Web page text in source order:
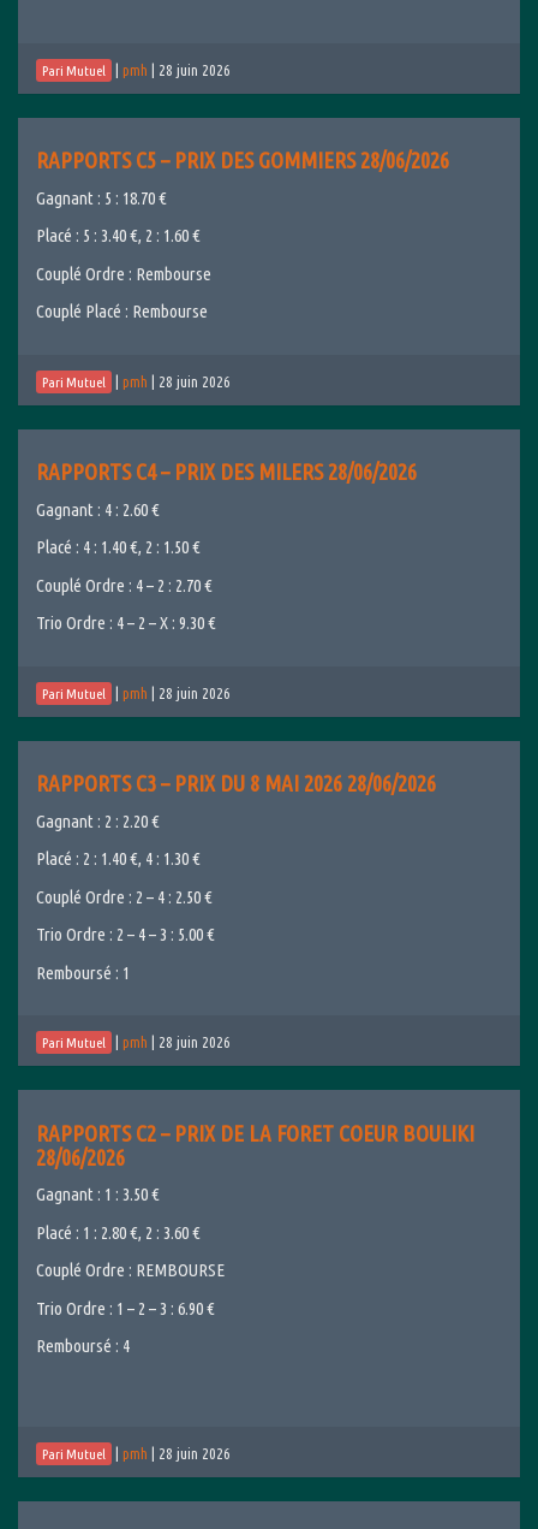
Pari Mutuel | pmh | 28 juin 2026
RAPPORTS C5 – PRIX DES GOMMIERS 28/06/2026
Gagnant : 5 : 18.70 €
Placé : 5 : 3.40 €, 2 : 1.60 €
Couplé Ordre : Rembourse
Couplé Placé : Rembourse
Pari Mutuel | pmh | 28 juin 2026
RAPPORTS C4 – PRIX DES MILERS 28/06/2026
Gagnant : 4 : 2.60 €
Placé : 4 : 1.40 €, 2 : 1.50 €
Couplé Ordre : 4 – 2 : 2.70 €
Trio Ordre : 4 – 2 – X : 9.30 €
Pari Mutuel | pmh | 28 juin 2026
RAPPORTS C3 – PRIX DU 8 MAI 2026 28/06/2026
Gagnant : 2 : 2.20 €
Placé : 2 : 1.40 €, 4 : 1.30 €
Couplé Ordre : 2 – 4 : 2.50 €
Trio Ordre : 2 – 4 – 3 : 5.00 €
Remboursé : 1
Pari Mutuel pmh 28 juin 2026
RAPPORTS C2 – PRIX DE LA FORET COEUR BOULIKI
28/06/2026
Gagnant : 1 : 3.50 €
Placé : 1 : 2.80 €, 2 : 3.60 €
Couplé Ordre : REMBOURSE
Trio Ordre : 1 – 2 – 3 : 6.90 €
Remboursé : 4
Pari Mutuel pmh 28 juin 2026